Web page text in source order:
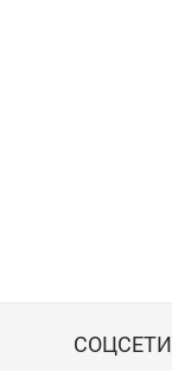
СОЦСЕТИ